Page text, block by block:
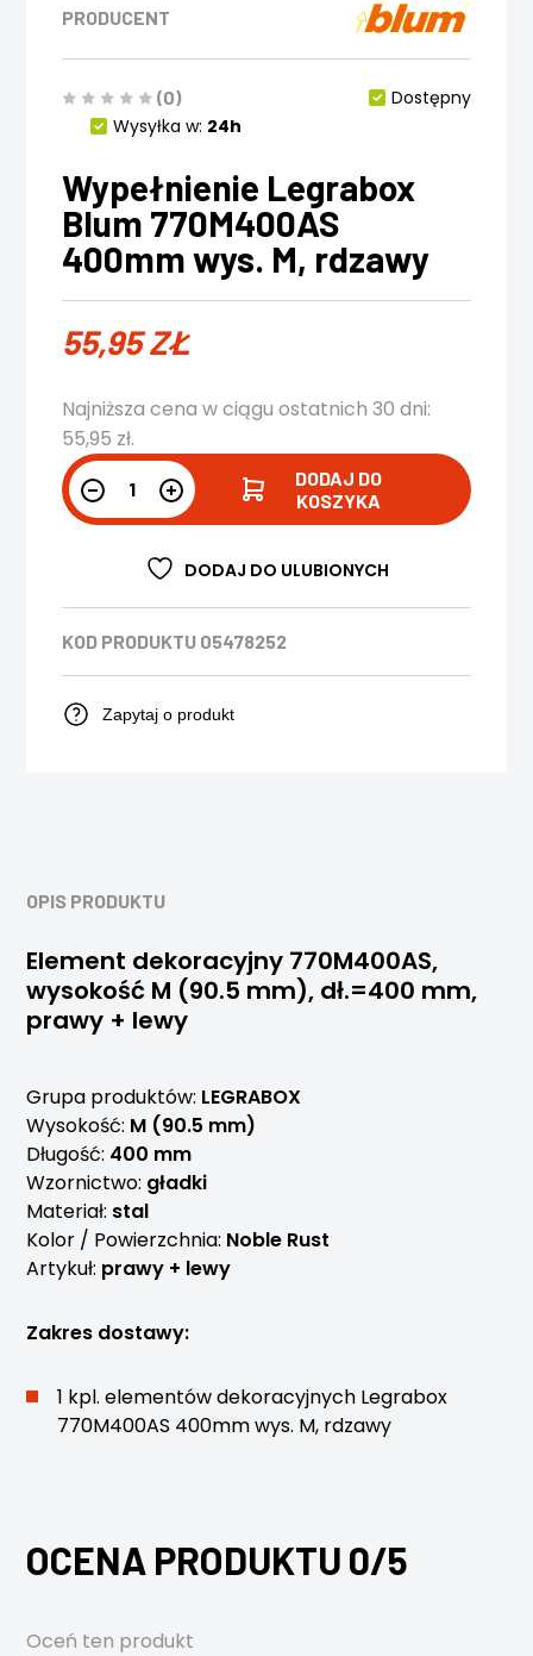
PRODUCENT
(0)
Dostępny
Wysyłka w: 24h
Wypełnienie Legrabox
Blum 770M400AS
400mm wys. M, rdzawy
55,95ZŁ
Najniższa cena w ciągu ostatnich 30 dni:
55,95 zł.
DODAJ DO
KOSZYKA
DODAJ DO ULUBIONYCH
KOD PRODUKTU 05478252
Zapytaj o produkt
OPIS PRODUKTU
Element dekoracyjny 770M400AS,
wysokość M (90.5 mm), dł.=400 mm,
prawy + lewy
Grupa produktów: LEGRABOX
Wysokość: M (90.5 mm)
Długość: 400 mm
Wzornictwo: gładki
Materiał: stal
Kolor / Powierzchnia: Noble Rust
Artykuł: prawy + lewy
Zakres dostawy:
1 kpl. elementów dekoracyjnych Legrabox
770M400AS 400mm wys. M, rdzawy
OCENA PRODUKTU 0/5
Oceń ten produkt